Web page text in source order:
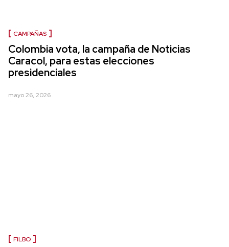
CAMPAÑAS
Colombia vota, la campaña de Noticias
Caracol, para estas elecciones
presidenciales
mayo 26, 2026
FILBO